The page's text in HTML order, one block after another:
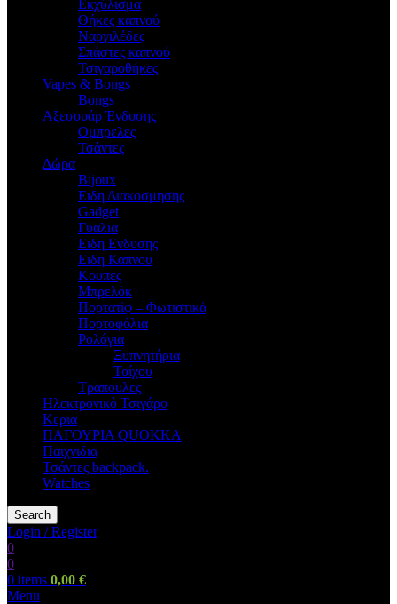
Εκχύλισμα
Θήκες καπνού
Ναργιλέδες
Σπάστες καπνού
Τσιγαροθήκες
Vapes & Bongs
Bongs
Αξεσουάρ Ένδυσης
Oμπρελες
Τσάντες
Δώρα
Bijoux
Eιδη Διακοσμησης
Gadget
Γυαλια
Ειδη Ενδυσης
Ειδη Καπνου
Κουπες
Μπρελόκ
Πορτατίφ – Φωτιστικά
Πορτοφόλια
Ρολόγια
Ξυπνητήρια
Τοίχου
Τραπουλες
Ηλεκτρονικό Τσιγάρο
Κερια
ΠΑΓΟΥΡΙΑ QUOKKA
Παιχνιδια
Τσάντες backpack.
Watches
Search
Login / Register
0
0
0 items 0,00 €
Menu